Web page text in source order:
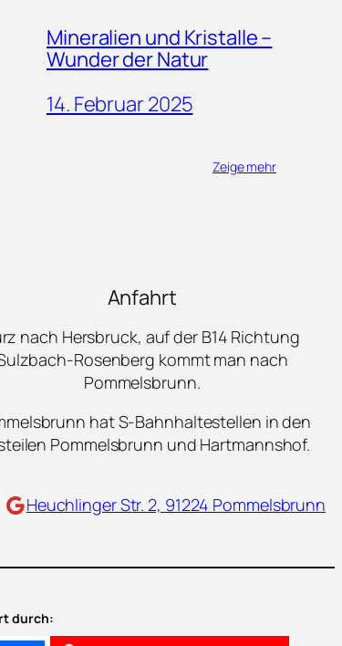
Mineralien und Kristalle –
Wunder der Natur
14. Februar 2025
Zeige mehr
Anfahrt
nach Hersbruck, auf der B14 Richtung
Rosenberg kommt man nach
Pommelsbrunn.
hat S-Bahnhaltestellen in den
Pommelsbrunn und Hartmannshof.
Maps Heuchlinger Str. 2, 91224 Pommelsbrunn
durch: